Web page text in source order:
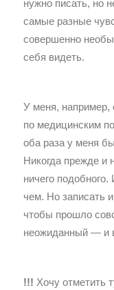
нужно писать, но
самые разные
совершенно
себя видеть.
У меня, например,
по медицинским
оба раза у меня
Никогда прежде и
ничего
чем. Но записать
чтобы прошло
неожиданный — и
!!! Хочу отметить